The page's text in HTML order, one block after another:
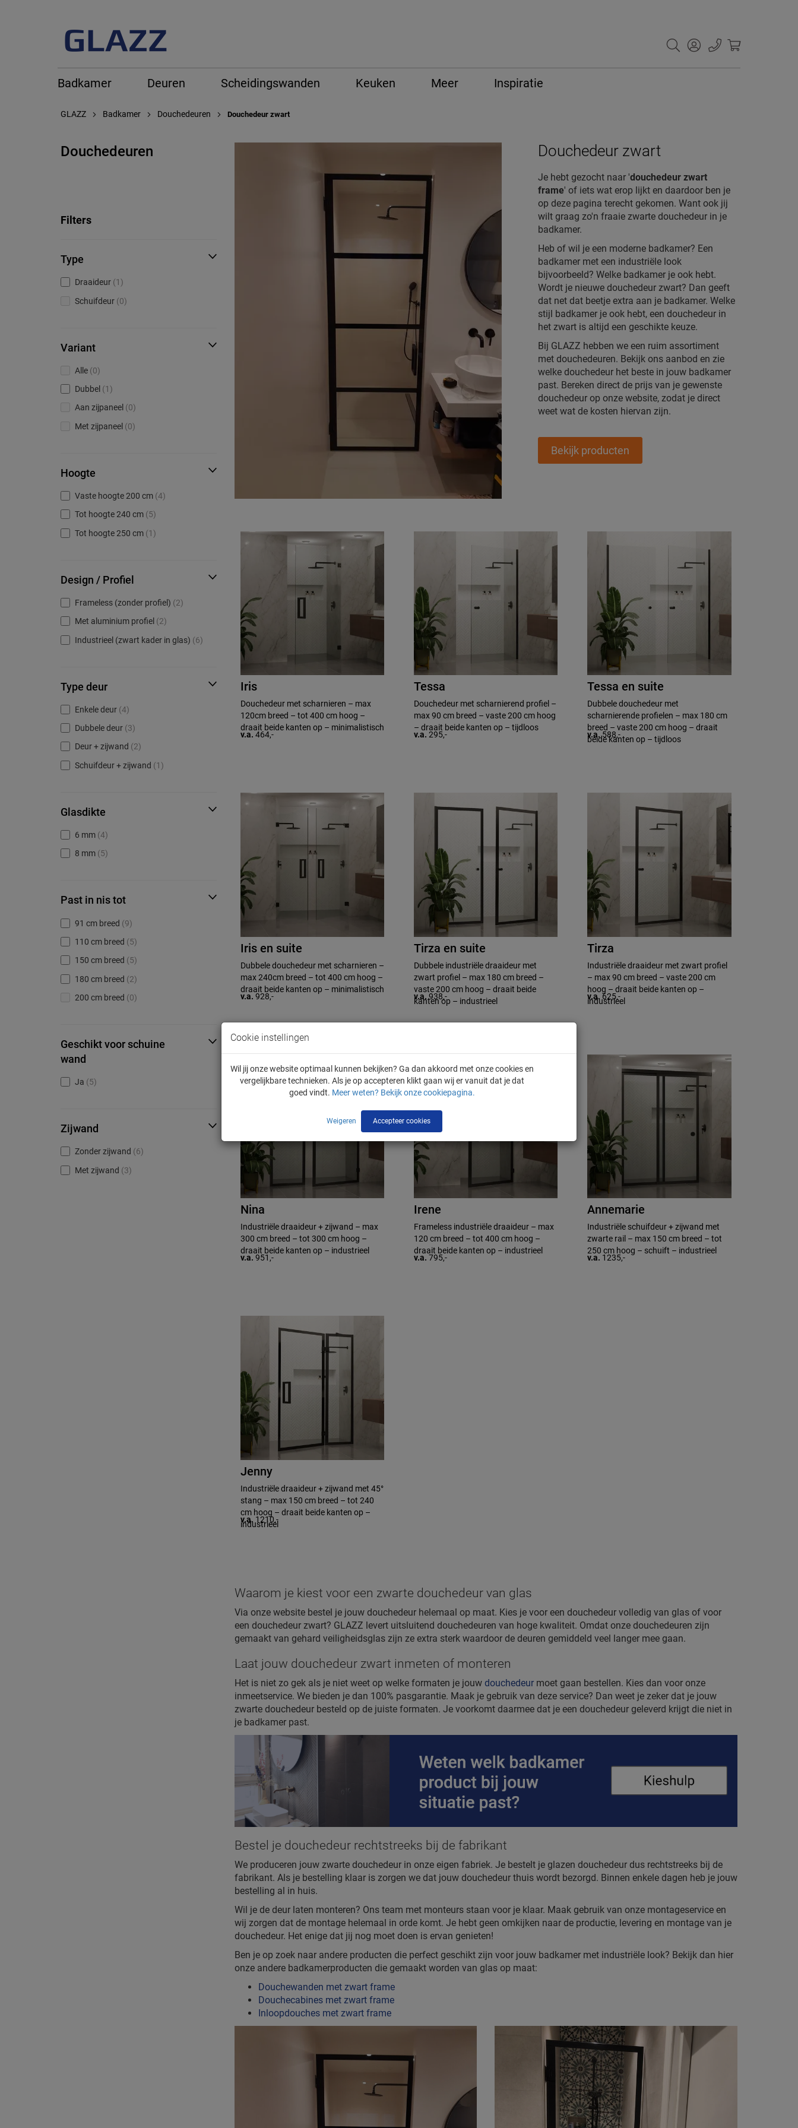
Badkamer Deuren Scheidingswanden Keuken Meer Inspiratie
GLAZZ Badkamer Douchedeuren Douchedeur zwart
Douchedeur zwart
Je hebt gezocht naar 'douchedeur zwart
frame' of iets wat erop lijkt en daardoor ben je
op deze pagina terecht gekomen. Want ook jij
wilt graag zo'n fraaie zwarte douchedeur in je
badkamer.
Heb of wil je een moderne badkamer? Een
badkamer met een industriële look
bijvoorbeeld? Welke badkamer je ook hebt.
Wordt je nieuwe douchedeur zwart? Dan geeft
dat net dat beetje extra aan je badkamer. Welke
stijl badkamer je ook hebt, een douchedeur in
het zwart is altijd een geschikte keuze.
Bij GLAZZ hebben we een ruim assortiment
met douchedeuren. Bekijk ons aanbod en zie
welke douchedeur het beste in jouw badkamer
past. Bereken direct de prijs van je gewenste
douchedeur op onze website, zodat je direct
weet wat de kosten hiervan zijn.
Bekijk producten
Iris
Douchedeur met scharnieren – max
120cm breed – tot 400 cm hoog –
draait beide kanten op – minimalistisch
v.a. 464,-
Tessa
Douchedeur met scharnierend profiel –
max 90 cm breed – vaste 200 cm hoog
– draait beide kanten op – tijdloos
v.a. 295,-
Tessa en suite
Dubbele douchedeur met
scharnierende profielen – max 180 cm
breed – vaste 200 cm hoog – draait
beide kanten op – tijdloos
v.a. 588,-
Iris en suite
Dubbele douchedeur met scharnieren –
max 240cm breed – tot 400 cm hoog –
draait beide kanten op – minimalistisch
v.a. 928,-
Tirza en suite
Dubbele industriële draaideur met
zwart profiel – max 180 cm breed –
vaste 200 cm hoog – draait beide
kanten op – industrieel
v.a. 938,-
Tirza
Industriële draaideur met zwart profiel
– max 90 cm breed – vaste 200 cm
hoog – draait beide kanten op –
industrieel
v.a. 625,-
Nina
Industriële draaideur + zijwand – max
300 cm breed – tot 300 cm hoog –
draait beide kanten op – industrieel
v.a. 951,-
Irene
Frameless industriële draaideur – max
120 cm breed – tot 400 cm hoog –
draait beide kanten op – industrieel
v.a. 795,-
Annemarie
Industriële schuifdeur + zijwand met
zwarte rail – max 150 cm breed – tot
250 cm hoog – schuift – industrieel
v.a. 1235,-
Jenny
Industriële draaideur + zijwand met 45°
stang – max 150 cm breed – tot 240
cm hoog – draait beide kanten op –
industrieel
v.a. 1210,-
Waarom je kiest voor een zwarte douchedeur van glas
Via onze website bestel je jouw douchedeur helemaal op maat. Kies je voor een douchedeur volledig van glas of voor
een douchedeur zwart? GLAZZ levert uitsluitend douchedeuren van hoge kwaliteit. Omdat onze douchedeuren zijn
gemaakt van gehard veiligheidsglas zijn ze extra sterk waardoor de deuren gemiddeld veel langer mee gaan.
Laat jouw douchedeur zwart inmeten of monteren
Het is niet zo gek als je niet weet op welke formaten je jouw douchedeurmoet gaan bestellen. Kies dan voor onze
inmeetservice. We bieden je dan 100% pasgarantie. Maak je gebruik van deze service? Dan weet je zeker dat je jouw
zwarte douchedeur besteld op de juiste formaten. Je voorkomt daarmee dat je een douchedeur geleverd krijgt die niet in
je badkamer past.
Bestel je douchedeur rechtstreeks bij de fabrikant
We produceren jouw zwarte douchedeur in onze eigen fabriek. Je bestelt je glazen douchedeur dus rechtstreeks bij de
fabrikant. Als je bestelling klaar is zorgen we dat jouw douchedeur thuis wordt bezorgd. Binnen enkele dagen heb je jouw
bestelling al in huis.
Wil je de deur laten monteren? Ons team met monteurs staan voor je klaar. Maak gebruik van onze montageservice en
wij zorgen dat de montage helemaal in orde komt. Je hebt geen omkijken naar de productie, levering en montage van je
douchedeur. Het enige dat jij nog moet doen is ervan genieten!
Ben je op zoek naar andere producten die perfect geschikt zijn voor jouw badkamer met industriële look? Bekijk dan hier
onze andere badkamerproducten die gemaakt worden van glas op maat:
Douchewanden met zwart frame
Douchecabines met zwart frame
Inloopdouches met zwart frame
Douchedeuren
Filters
Type
Draaideur (1)
Schuifdeur (0)
Variant
Alle (0)
Dubbel (1)
Aan zijpaneel (0)
Met zijpaneel (0)
Hoogte
Vaste hoogte 200 cm (4)
Tot hoogte 240 cm (5)
Tot hoogte 250 cm (1)
Design / Profiel
Frameless (zonder profiel) (2)
Met aluminium profiel (2)
Industrieel (zwart kader in glas) (6)
Type deur
Enkele deur (4)
Dubbele deur (3)
Deur + zijwand (2)
Schuifdeur + zijwand (1)
Glasdikte
6 mm (4)
8 mm (5)
Past in nis tot
91 cm breed (9)
110 cm breed (5)
150 cm breed (5)
180 cm breed (2)
200 cm breed (0)
Geschikt voor schuine
wand
Ja (5)
Zijwand
Zonder zijwand (6)
Met zijwand (3)
Cookie instellingen
Wil jij onze website optimaal kunnen bekijken? Ga dan akkoord met onze cookies en
vergelijkbare technieken. Als je op accepteren klikt gaan wij er vanuit dat je dat
goed vindt. Meer weten? Bekijk onze cookiepagina.
Weigeren Accepteer cookies